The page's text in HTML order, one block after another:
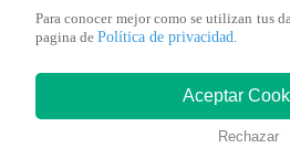
Beneficios de
Uno de los principales
montos accesibles. Entre los
Para conocer mejor como se utilizan tus
pagina de Política de privacidad.
Aceptar
Rechazar